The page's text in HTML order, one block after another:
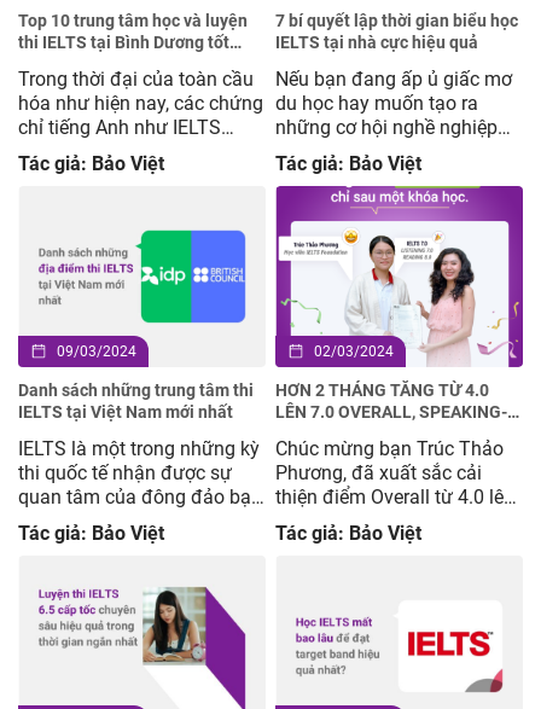
Top 10 trung tâm học và luyện
thi IELTS tại Bình Dương tốt
Trong thời đại của toàn cầu
hóa như hiện nay, các chứng
chỉ tiếng Anh như IELTS
ngày càng trở nên phổ biến
và cần thiết. Tuy nhiên, vấn
thì uy tín. Trong bài viết này,
Anh ngữ Mc IELTS sẽ […]
Tác giả: Bảo Việt
7 bí quyết lập thời gian biểu học
IELTS tại nhà cực hiệu quả
Nếu bạn đang ấp ủ giấc mơ
du học hay muốn tạo ra
những cơ hội nghề nghiệp
mới với tấm bằng IELTS thì
việc lập một thời gian biểu
học IELTS hợp lý ngay từ bây
giờ chính là chìa khóa giúp
bạn chinh phục được mục
tiêu của mình sớm nhất.
Trong bài […]
Tác giả: Bảo Việt
09/03/2024
Danh sách những trung tâm thi
IELTS tại Việt Nam mới nhất
IELTS là một trong những kỳ
thi quốc tế nhận được sự
quan tâm của đông đảo bạn
trẻ tại Việt Nam. Sở hữu tấm
bằng IELTS với điểm số ấn
triển tiềm năng (du học, xin
việc, định cư,…). Vậy thi
chứng chỉ IELTS ở đâu? Tại
Tác giả: Bảo Việt
02/03/2024
HƠN 2 THÁNG TĂNG TỪ 4.0
LÊN 7.0 OVERALL, SPEAKING-
BAND
Chúc mừng bạn Trúc Thảo
Phương, đã xuất sắc cải
thiện điểm Overall từ 4.0 lên
7.0 chỉ sau 1 khóa học IELTS
Foundation. Trong đó, cả
tích như vậy, một phần vì
bạn đã theo sát lộ trình học
của lớp Foundation, tích cực
Tác giả: Bảo Việt